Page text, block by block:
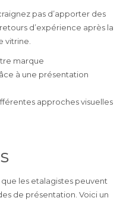
pas d’apporter des
d’expérience après la
vitrine.
marque
à une présentation
approches visuelles
les etalagistes peuvent
de présentation. Voici un